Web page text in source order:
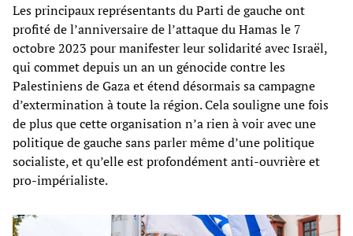
Les principaux représentants du Parti de gauche ont
profité de l’anniversaire de l’attaque du Hamas le 7
octobre 2023 pour manifester leur solidarité avec Israël,
qui commet depuis un an un génocide contre les
Palestiniens de Gaza et étend désormais sa campagne
d’extermination à toute la région. Cela souligne une fois
de plus que cette organisation n’a rien à voir avec une
politique de gauche sans parler même d’une politique
socialiste, et qu’elle est profondément anti-ouvrière et
pro-impérialiste.